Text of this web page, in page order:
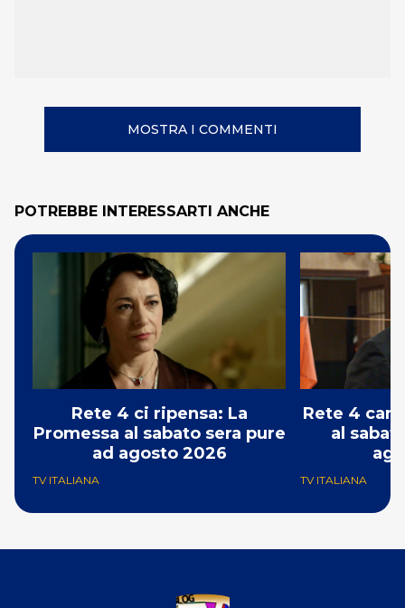
MOSTRA I COMMENTI
POTREBBE INTERESSARTI ANCHE
Rete 4 ci ripensa: La
Promessa al sabato sera pure
ad agosto 2026
TV ITALIANA
Rete 4
al
TV ITALIANA